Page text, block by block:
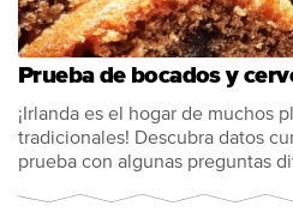
Prueba de bocados y
¡Irlanda es el hogar de muchos
tradicionales! Descubra datos
prueba con algunas preguntas